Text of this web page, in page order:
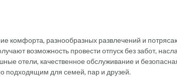
комфорта, разнообразных развлечений и
возможность провести отпуск без забот,
отели, качественное обслуживание и
подходящим для семей, пар и друзей.